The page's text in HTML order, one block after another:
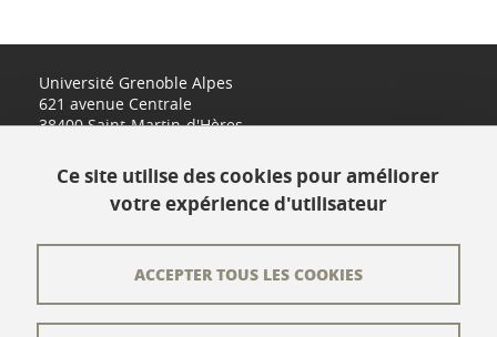
Université Grenoble Alpes
621 avenue Centrale
38400 Saint-Martin-d'Hères
L'équipe éditoriale
Ce site utilise des cookies pour améliorer
votre expérience d'utilisateur
ACCEPTER TOUS LES COOKIES